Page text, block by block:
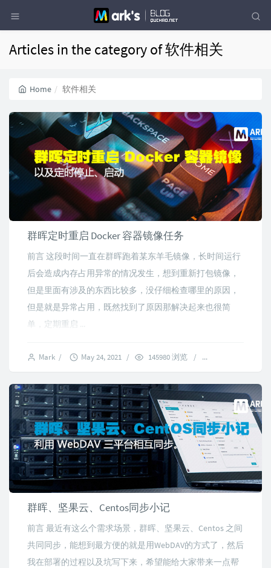
Articles in the category of 软件相关
Home 软件相关
群晖定时重启 Docker 容器镜像任务
前言 这段时间一直在群晖跑着某东羊毛镜像，长时间运行
后会造成内存占用异常的情况发生，想到重新打包镜像，
但是里面有涉及的东西比较多，没仔细检查哪里的原因，
但是就是异常占用，既然找到了原因那解决起来也很简
单，定期重启 ...
Mark / May 24, 2021 / 145980 浏览 /
群晖、坚果云、Centos同步小记
前言 最近有这么个需求场景，群晖、坚果云、Centos 之间
共同同步，能想到最方便的就是用WebDAV的方式了，然后
我在部署的过程以及坑写下来，希望能给大家带来一点帮